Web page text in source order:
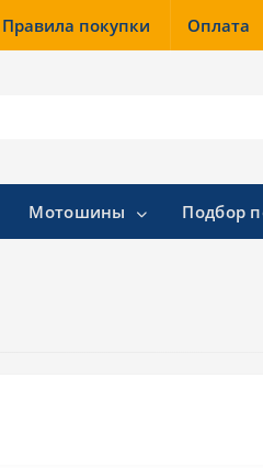
Правила покупки Оплата
Мотошины Подбор